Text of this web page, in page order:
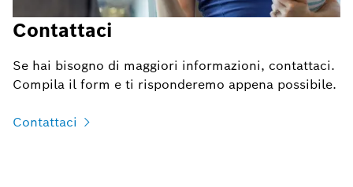
Contattaci
Se hai bisogno di maggiori informazioni, contattaci.
Compila il form e ti risponderemo appena possibile.
Contattaci